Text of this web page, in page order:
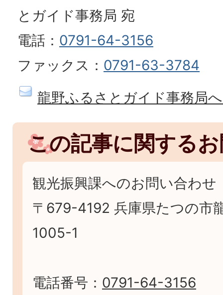
とガイド事務局 宛
電話： 0791-64-3156
ファックス： 0791-63-3784
龍野ふるさとガイド事務局
この記事に関する
観光振興課へのお問い合わせ
〒679-4192 兵庫県たつの市
1005-1
電話番号： 0791-64-3156